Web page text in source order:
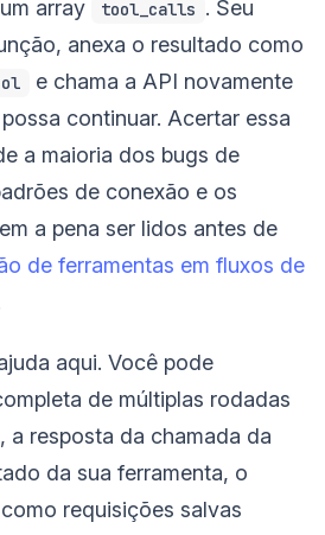
array tool_calls . Seu
anexa o resultado como
e chama a API novamente
continuar. Acertar essa
a maioria dos bugs de
de conexão e os
a pena ser lidos antes de
de ferramentas em fluxos de
aqui. Você pode
de múltiplas rodadas
a resposta da chamada da
da sua ferramenta, o
requisições salvas